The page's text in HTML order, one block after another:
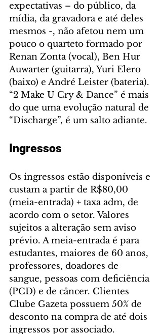
expectativas – do público, da
mídia, da gravadora e até deles
mesmos -, não afetou nem um
pouco o quarteto formado por
Renan Zonta (vocal), Ben Hur
Auwarter (guitarra), Yuri Elero
(baixo) e André Leister (bateria).
“2 Make U Cry & Dance” é mais
do que uma evolução natural de
“Discharge”, é um salto adiante.
Ingressos
Os ingressos estão disponíveis e
custam a partir de R$80,00
(meia-entrada) + taxa adm, de
acordo com o setor. Valores
sujeitos a alteração sem aviso
prévio. A meia-entrada é para
estudantes, maiores de 60 anos,
professores, doadores de
sangue, pessoas com deficiência
(PCD) e de câncer. Clientes
Clube Gazeta possuem 50% de
desconto na compra de até dois
ingressos por associado.